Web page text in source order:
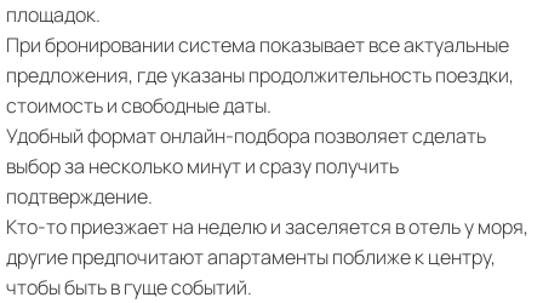
площадок.
При бронировании система показывает все актуальные
предложения, где указаны продолжительность поездки,
стоимость и свободные даты.
Удобный формат онлайн-подбора позволяет сделать
выбор за несколько минут и сразу получить
подтверждение.
Кто-то приезжает на неделю и заселяется в отель у моря,
другие предпочитают апартаменты поближе к центру,
чтобы быть в гуще событий.